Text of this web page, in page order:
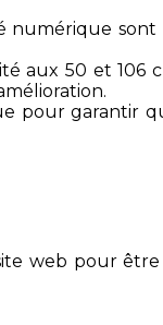
numérique
50 et 106
pour garantir
web pour